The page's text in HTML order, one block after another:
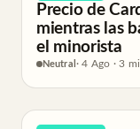
Precio de
mientras las
el minorista
Neutral · 4 Ago · 3